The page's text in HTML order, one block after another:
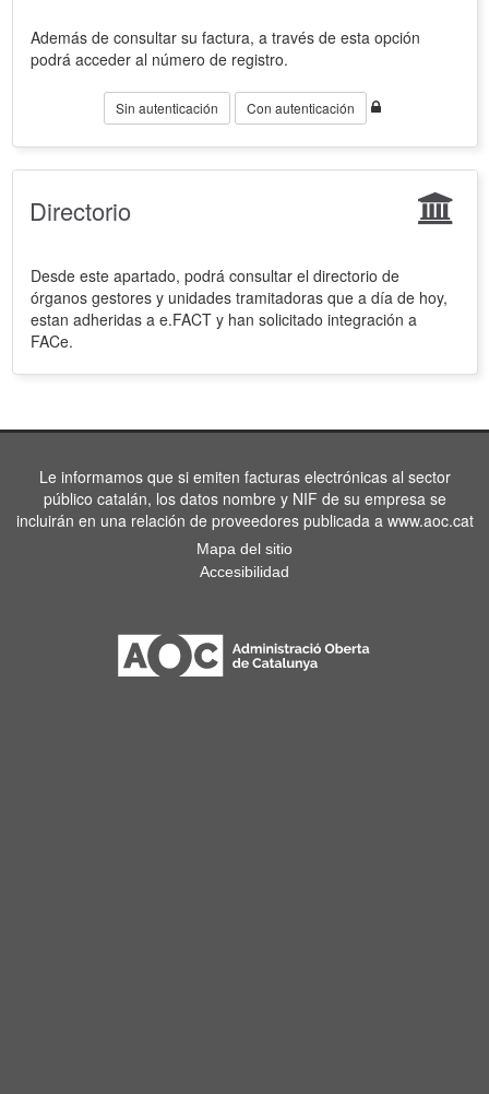
Además de consultar su factura, a través de esta opción
podrá acceder al número de registro.
Sin autenticación Con autenticación
Directorio
Desde este apartado, podrá consultar el directorio de
órganos gestores y unidades tramitadoras que a día de hoy,
estan adheridas a e.FACT y han solicitado integración a
FACe.
Le informamos que si emiten facturas electrónicas al sector
público catalán, los datos nombre y NIF de su empresa se
incluirán en una relación de proveedores publicada a www.aoc.cat
Mapa del sitio
Accesibilidad